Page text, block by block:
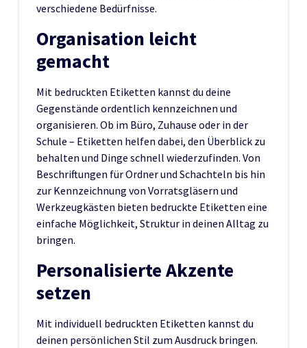
verschiedene Bedürfnisse.
Organisation leicht
gemacht
Mit bedruckten Etiketten kannst du deine
Gegenstände ordentlich kennzeichnen und
organisieren. Ob im Büro, Zuhause oder in der
Schule – Etiketten helfen dabei, den Überblick zu
behalten und Dinge schnell wiederzufinden. Von
Beschriftungen für Ordner und Schachteln bis hin
zur Kennzeichnung von Vorratsgläsern und
Werkzeugkästen bieten bedruckte Etiketten eine
einfache Möglichkeit, Struktur in deinen Alltag zu
bringen.
Personalisierte Akzente
setzen
Mit individuell bedruckten Etiketten kannst du
deinen persönlichen Stil zum Ausdruck bringen.